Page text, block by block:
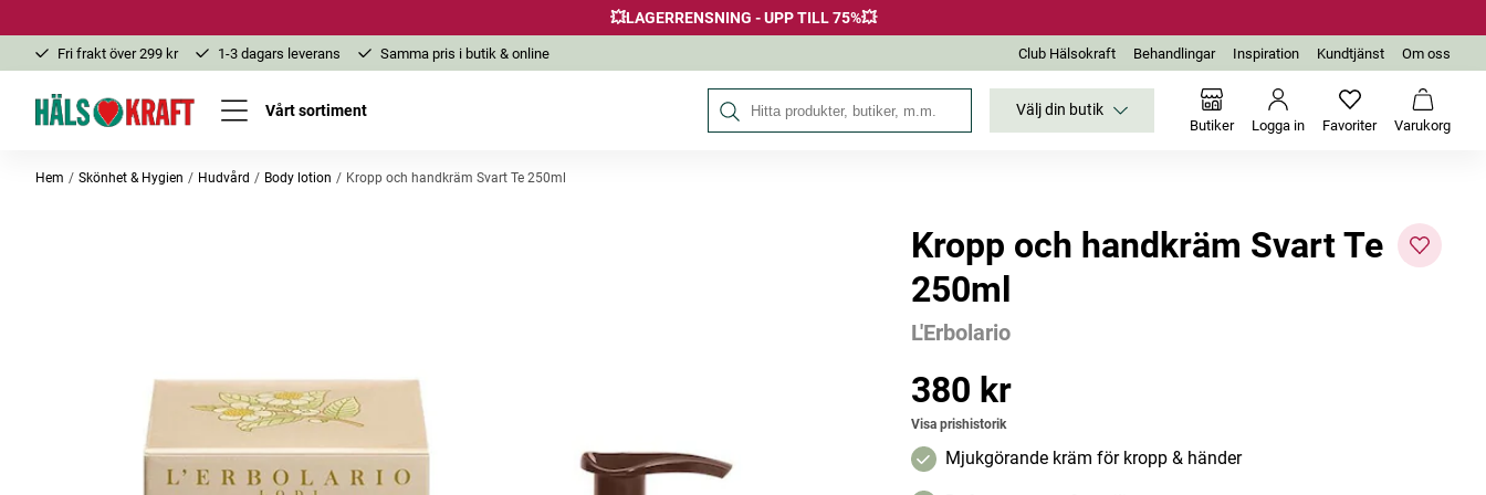
💥LAGERRENSNING - UPP TILL 75%💥
Fri frakt över 299 kr 1-3 dagars leverans Samma pris i butik & online Club Hälsokraft Behandlingar Inspiration Kundtjänst Om oss
Vårt sortiment Sök på Hälsokraft Välj din butik
Butiker Logga in FavoriterInga favoriter
Varukorg
Hem Skönhet & Hygien Hudvård Body lotion Kropp och handkräm Svart Te 250ml
Andra köpte ocksåKropp och handkräm Svart Te
250ml
L'Erbolario
Pris:380 kr
380 kr
Visa prishistorik
Mjukgörande kräm för kropp & händer